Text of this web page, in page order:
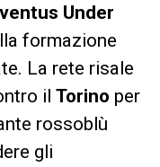
Under
formazione
La rete risale
il Torino per
rossoblù
gli